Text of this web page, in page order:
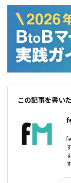
この記事を書い